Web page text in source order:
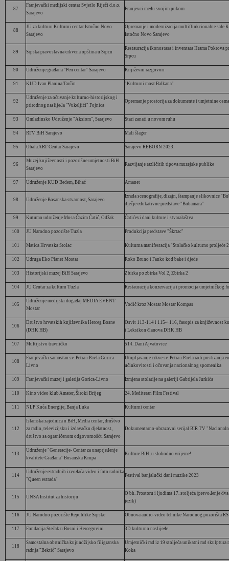
87
Franjevački medijski centar Svjetlo Riječi d.o.o.
Sarajevo
Franjevci među svojim pukom
88
JU za kulturu Kulturni centar Istočno Novo
Sarajevo
Opremanje i modernizacija multiflinkcionalne sale
Istočno Novo Sarajevo
89 Srpska pravoslavna crkvena opština u Srpcu
Restauracija ikonostasa i inventara Hrama Pokrova
Srpcu
90 Udruženje građana "Pen centar" Sarajevo Književni razgovori
91 KUD Ivan Planina Tarčin "Kulturni most Balkana"
92
Udruženje za očuvanje kulturno-historijskog i
prirodnog naslijeđa "Vukeljići" Fojnica
Opremanje prostorija za dokumente i umjetnine
93 Omladinsko Udruženje "Aksiom", Sarajevo Stari zanati u novom ruhu
94 RTV BiH Sarajevo Mali šlager
95 Obala ART Centar Sarajevo Sarajevo REBORN 2023.
96
Muzej književnosti i pozorišne umjetnosti BiH
Sarajevo
Razvijanje različitih tipova muzejske publike
97 Udruženje KUD Bedem, Bihać Amanet
98 Udruženje Bosanska stvarnost, Sarajevo
Izrada scenografije, dizajn, štampanje slikovnice
dječje edukativne predstave "Bubamara"
99 Kutumo udruženje Musa Ćazim Ćatić, Odžak Ćatićevi dani kulture i stvaralaštva
100 JU Narodno pozorište Tuzla Produkcija predstave "Škrtac"
101 Matica Hrvatska Stolac Kulturna manifestacija "Stolačko kulturno proljeće
102 Udruga Eko Planet Mostar Roko Bruno i Fanko kod bake i djede
103 Historijski muzej BiH Sarajevo Zbirka po zbirka Vol 2, Zbirka 2
104 JU Centar za kulturu Tuzla Restauracija konzervacija i promocija umjetničkog
105
Udruženje medijski događaj MEDIA EVENT
Mostar
Vodič kroz Mostar Mostar Kompas
106
Društvo hrvatskih književnika Herceg Bosne
(DHK HB)
Osvit 113-114 i 115-+116, časopis za književnost
i Leksikon članova DHK HB
107 Muftijstvo travničko 514. Dani Ajvatovice
108
Franjevački samostan sv. Petra i Pavla Gorica-
Livno
Utopljavanje crkve sv. Petra i Pavla radi postizanja
učinkovitosti i očuvanja nacionalnog spomenika
109 Franjevački muzej i galerija Gorica-Livno Izmjena stolarije na galeriji Gabrijela Jurkića
110 Kino video klub Amater, Široki Brijeg 24. Mediteran Film Festival
111 NLP Kuća Energije, Banja Luka Kulturni centar
112
Islamska zajednica u BiH, Media centar, društvo
za radio, televizijsku i izdavačku djelatnost,
društvo sa ograničenom odgovornošću Sarajevo
Dokumentarno-obrazovni serijal BIR TV
113
Udruženje "Generacije- Centar za unaprjeđenje
kvalitete Građana" Bosanska Krupa
Kulture BiH, u slobodno vrijeme!
114
Udruženje estradnih izvođača video i foto radnika
"Queen estrada"
Festival banjalučki dani muzike 2023
115 UNSA Institut za historiju
O bh. Prostoru i ljudima 17. stoljeća (prevođenje
jezik)
116 JU Narodno pozorište Republike Srpske Obnova audio-video tehnike Narodnog pozorišta RS
117 Fondacija Stećak u Bosni i Hercegovini 3D kulturno naslijeđe
118
Samostalna obrtnička kujundžijsko filigranska
radnja "Bektić" Sarajevo
Umjetnički rad iz 19 stoljeća unikatni rad skulptura
Koka